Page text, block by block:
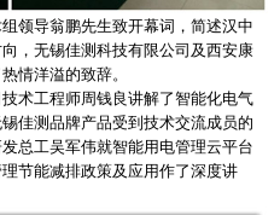
导翁鹏先生致开幕词，简述汉中
，无锡佳测科技有限公司及西安康
情洋溢的致辞。
工程师周钱良讲解了智能化电气
佳测品牌产品受到技术交流成员的
总工吴军伟就智能用电管理云平台
节能减排政策及应用作了深度讲